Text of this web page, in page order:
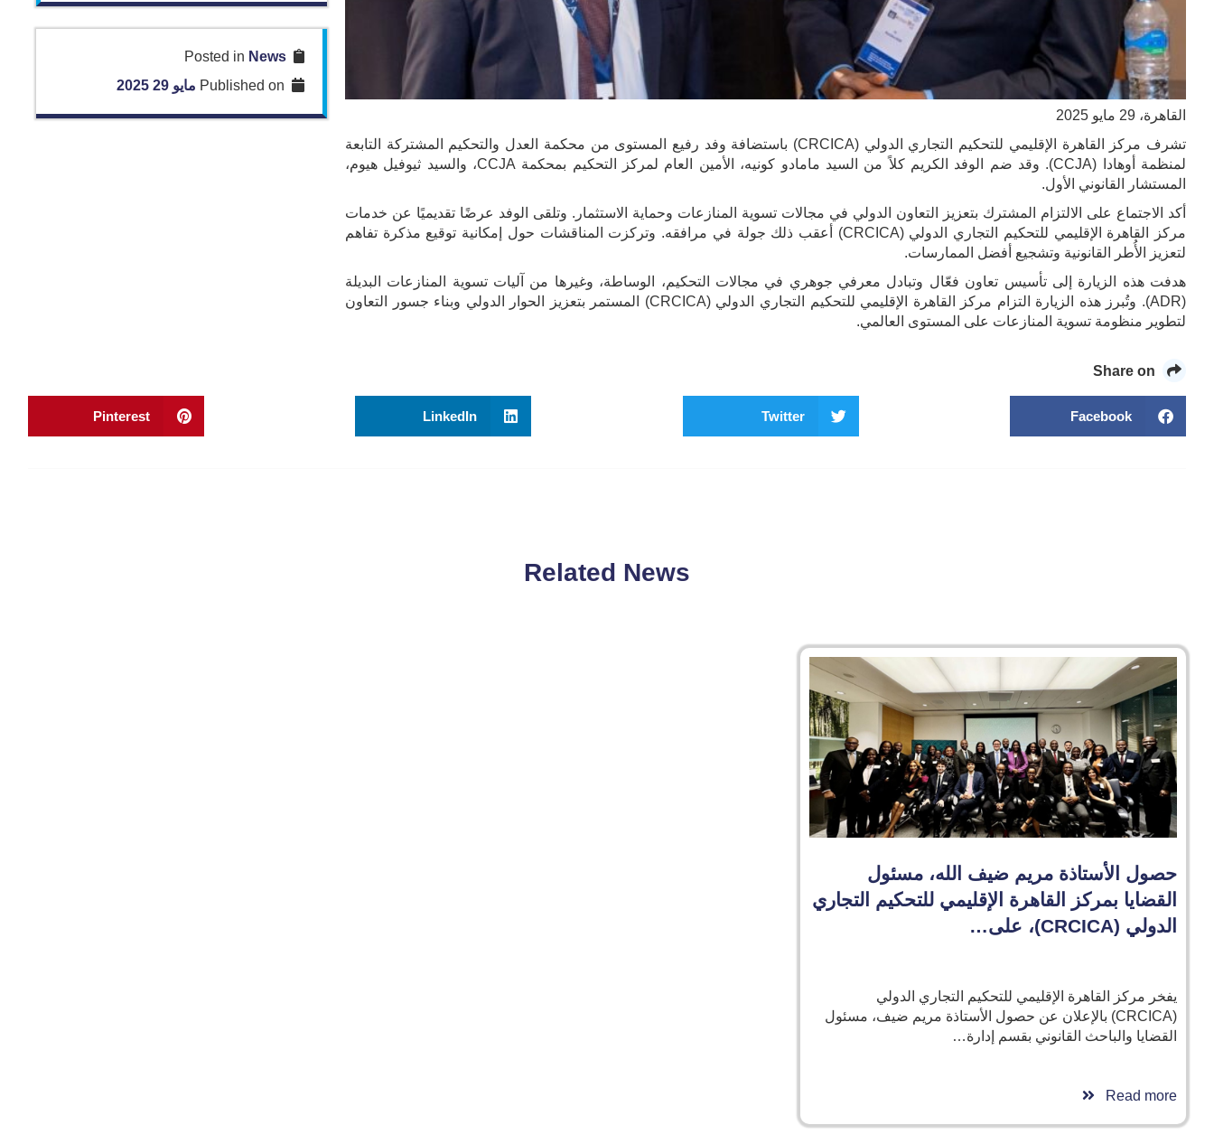
القاهرة، 29 مايو 2025
تشرف مركز القاهرة الإقليمي للتحكيم التجاري الدولي (CRCICA) باستضافة وفد رفيع المستوى من محكمة العدل والتحكيم المشتركة التابعة
لمنظمة أوهادا (CCJA). وقد ضم الوفد الكريم كلاً من السيد مامادو كونيه، الأمين العام لمركز التحكيم بمحكمة CCJA، والسيد ثيوفيل هيوم،
المستشار القانوني الأول.
أكد الاجتماع على الالتزام المشترك بتعزيز التعاون الدولي في مجالات تسوية المنازعات وحماية الاستثمار. وتلقى الوفد عرضًا تقديميًا عن خدمات
مركز القاهرة الإقليمي للتحكيم التجاري الدولي (CRCICA) أعقب ذلك جولة في مرافقه. وتركزت المناقشات حول إمكانية توقيع مذكرة تفاهم
لتعزيز الأُطر القانونية وتشجيع أفضل الممارسات.
هدفت هذه الزيارة إلى تأسيس تعاون فعّال وتبادل معرفي جوهري في مجالات التحكيم، الوساطة، وغيرها من آليات تسوية المنازعات البديلة
(ADR). وتُبرز هذه الزيارة التزام مركز القاهرة الإقليمي للتحكيم التجاري الدولي (CRCICA) المستمر بتعزيز الحوار الدولي وبناء جسور التعاون
لتطوير منظومة تسوية المنازعات على المستوى العالمي.
Posted in
News
Published on
مايو 29 2025
Facebook
Twitter
LinkedIn
Pinterest
Related News
حصول الأستاذة مريم ضيف الله، مسئول
القضايا بمركز القاهرة الإقليمي للتحكيم التجاري
الدولي (CRCICA)، على…
يفخر مركز القاهرة الإقليمي للتحكيم التجاري الدولي
(CRCICA) بالإعلان عن حصول الأستاذة مريم ضيف، مسئول
القضايا والباحث القانوني بقسم إدارة…
Read more